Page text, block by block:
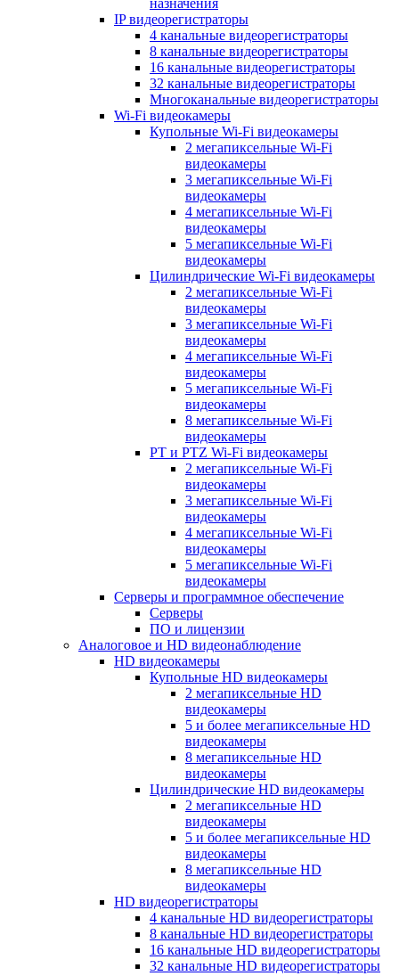
IP видеорегистраторы
4 канальные видеорегистраторы
8 канальные видеорегистраторы
16 канальные видеорегистраторы
32 канальные видеорегистраторы
Многоканальные видеорегистраторы
Wi-Fi видеокамеры
Купольные Wi-Fi видеокамеры
2 мегапиксельные Wi-Fi
видеокамеры
3 мегапиксельные Wi-Fi
видеокамеры
4 мегапиксельные Wi-Fi
видеокамеры
5 мегапиксельные Wi-Fi
видеокамеры
Цилиндрические Wi-Fi видеокамеры
2 мегапиксельные Wi-Fi
видеокамеры
3 мегапиксельные Wi-Fi
видеокамеры
4 мегапиксельные Wi-Fi
видеокамеры
5 мегапиксельные Wi-Fi
видеокамеры
8 мегапиксельные Wi-Fi
видеокамеры
PT и PTZ Wi-Fi видеокамеры
2 мегапиксельные Wi-Fi
видеокамеры
3 мегапиксельные Wi-Fi
видеокамеры
4 мегапиксельные Wi-Fi
видеокамеры
5 мегапиксельные Wi-Fi
видеокамеры
Серверы и программное обеспечение
Серверы
ПО и лицензии
Аналоговое и HD видеонаблюдение
HD видеокамеры
Купольные HD видеокамеры
2 мегапиксельные HD
видеокамеры
5 и более мегапиксельные HD
видеокамеры
8 мегапиксельные HD
видеокамеры
Цилиндрические HD видеокамеры
2 мегапиксельные HD
видеокамеры
5 и более мегапиксельные HD
видеокамеры
8 мегапиксельные HD
видеокамеры
HD видеорегистраторы
4 канальные HD видеорегистраторы
8 канальные HD видеорегистраторы
16 канальные HD видеорегистраторы
32 канальные HD видеорегистраторы